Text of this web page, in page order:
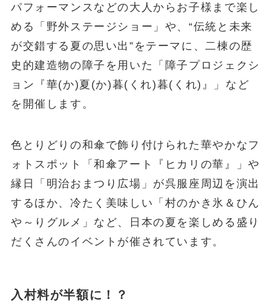
パフォーマンスなどの大人からお子様まで楽し
める「野外ステージショー」や、“伝統と未来
が交錯する夏の思い出”をテーマに、二棟の歴
史的建造物の障子を用いた「障子プロジェクシ
ョン『華(か)夏(か)暮(くれ)暮(くれ)』」など
を開催します。
色とりどりの和傘で飾り付けられた華やかなフ
ォトスポット「和傘アート『ヒカリの華』」や
縁日「明治おまつり広場」が呉服座周辺を演出
するほか、冷たく美味しい「村のかき氷＆ひん
や～りグルメ」など、日本の夏を楽しめる盛り
だくさんのイベントが催されています。
入村料が半額に！？